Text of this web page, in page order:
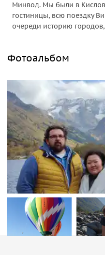
Минвод. Мы были в
гостиницы, всю поездку
очереди историю
Фотоальбом